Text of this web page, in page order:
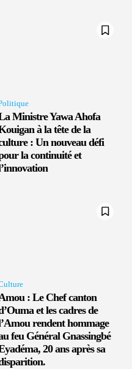
Ministre Yawa Ahofa
à la tête de la
: Un nouveau défi
la continuité et
: Le Chef canton
et les cadres de
rendent hommage
feu Général Gnassingbé
20 ans après sa